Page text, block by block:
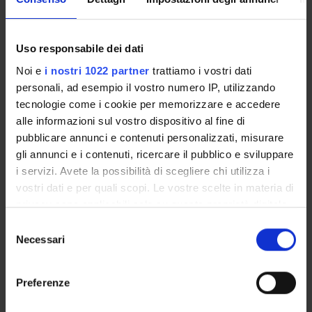
Uso responsabile dei dati
Noi e i nostri 1022 partner trattiamo i vostri dati
personali, ad esempio il vostro numero IP, utilizzando
tecnologie come i cookie per memorizzare e accedere
alle informazioni sul vostro dispositivo al fine di
pubblicare annunci e contenuti personalizzati, misurare
gli annunci e i contenuti, ricercare il pubblico e sviluppare
i servizi. Avete la possibilità di scegliere chi utilizza i
vostri dati e per quali scopi. Le vostre scelte in materia di
privacy sono applicabili solo su questa proprietà digitale
modificare o revocare il proprio consenso in qualsiasi
momento dalla Dichiarazione sui cookie o facendo clic
delNecessari
Preferenze
Studioso Senior
Stefania Turrina
Associate Professor
Elisabetta Zaglia
SECTIONS
Section of Legal and Occupational Medicine
PUBLICATIONS
Le lesioni orodentali come marker di violenza su minore DE